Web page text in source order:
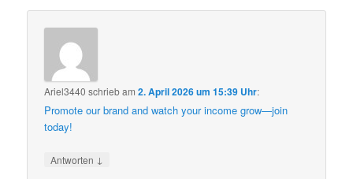
Ariel3440 schriebam2. April 2026 um 15:39 Uhr:
Promote our brand and watch your income grow—join
today!
Antworten ↓